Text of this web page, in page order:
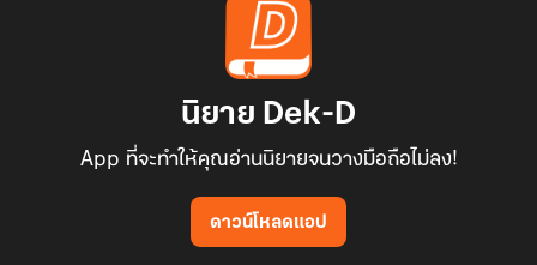
นิยาย Dek-D
App ที่จะทำให้คุณอ่านนิยายจนวางมือถือไม่ลง!
ดาวน์โหลดแอป